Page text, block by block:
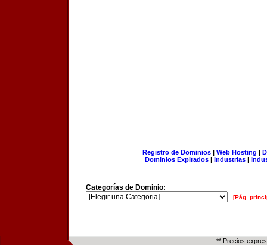
Registro de Dominios| Web Hosting |
Dominios Expirados | Industrias |
Categorías de Dominio:
[Pág.
** Precios